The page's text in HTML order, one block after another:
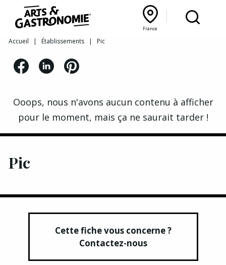
France
Recettes
Reportages
Actualités
Bourgogne Franche‑Comté
France
Lyon Rhône‑Alpes
Accueil | Établissements | Pic
Ooops, nous n'avons aucun contenu à afficher
pour le moment, mais ça ne saurait tarder !
Pic
Cette fiche vous concerne ?
Contactez-nous